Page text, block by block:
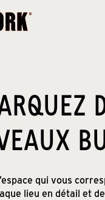
qui vous
lieu en détail et